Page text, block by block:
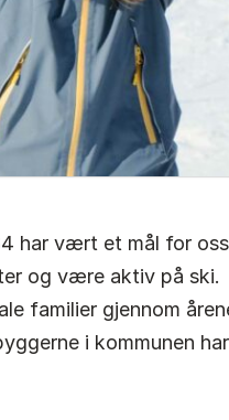
har vært et mål for
og være aktiv på
familier gjennom
i kommunen